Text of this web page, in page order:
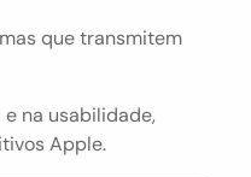
que transmitem
na usabilidade,
Apple.